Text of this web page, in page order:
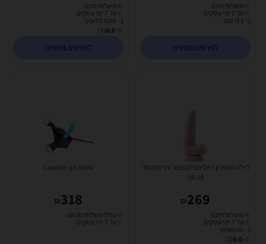
משלוח חינם
עד 7 ימי עסקים
ב- בלו שופ
לפרטים נוספים
משלוח חינם
עד 7 ימי עסקים
ב- סקס פלאנט
0.0
(9)
לפרטים נוספים
דילדו פוסידון ראליסטיק נצמד ורך במיוחד
18 סמ
269
₪
משלוח חינם
עד 7 ימי עסקים
ב- טויז4פאן
0.0
(1)
סטרפ און Cavelier
318
₪
כולל משלוח (₪18)
עד 7 ימי עסקים